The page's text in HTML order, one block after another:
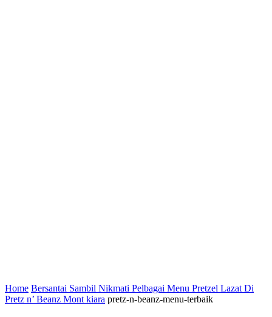
Home Bersantai Sambil Nikmati Pelbagai Menu Pretzel Lazat Di
Pretz n’ Beanz Mont kiara pretz-n-beanz-menu-terbaik